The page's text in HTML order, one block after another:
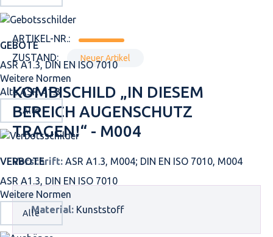
GEBOTE
ASR A1.3, DIN EN ISO 7010
Weitere Normen
Alte ASR A1.3
Alle
VERBOTE
ASR A1.3, DIN EN ISO 7010
Weitere Normen
Alle
ARTIKEL-NR.:
ZUSTAND:
Neuer Artikel
KOMBISCHILD „IN DIESEM
BEREICH AUGENSCHUTZ
TRAGEN!“ - M004
Vorschrift: ASR A1.3, M004; DIN EN ISO 7010, M004
Material: Kunststoff